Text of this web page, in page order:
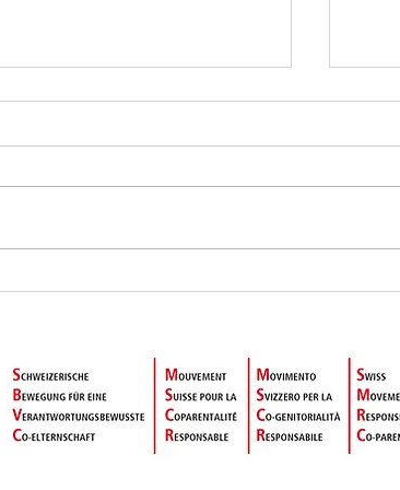
Initiative Kamerzin - favoriser